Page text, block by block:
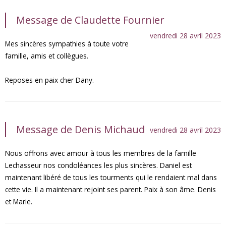
Message de Claudette Fournier
vendredi 28 avril 2023
Mes sincères sympathies à toute votre
famille, amis et collègues.
Reposes en paix cher Dany.
Message de Denis Michaud vendredi 28 avril 2023
Nous offrons avec amour à tous les membres de la famille
Lechasseur nos condoléances les plus sincères. Daniel est
maintenant libéré de tous les tourments qui le rendaient mal dans
cette vie. Il a maintenant rejoint ses parent. Paix à son âme. Denis
et Marie.